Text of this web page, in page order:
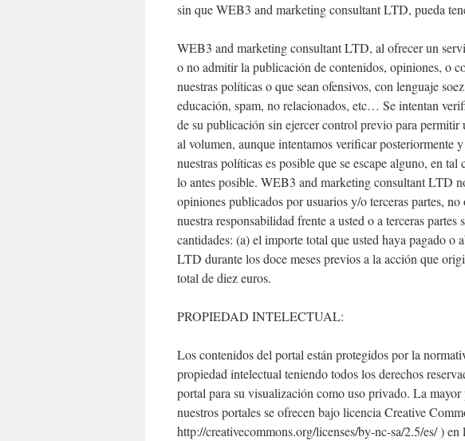
sin que WEB3 and marketing consultant LTD, pueda
WEB3 and marketing consultant LTD, al ofrecer un
o no admitir la publicación de contenidos, opiniones, o
nuestras políticas o que sean ofensivos, con lenguaje
educación, spam, no relacionados, etc… Se intentan
de su publicación sin ejercer control previo para
al volumen, aunque intentamos verificar posteriormente
nuestras políticas es posible que se escape alguno, en
lo antes posible. WEB3 and marketing consultant LTD
opiniones publicados por usuarios y/o terceras partes,
nuestra responsabilidad frente a usted o a terceras
cantidades: (a) el importe total que usted haya pagado
LTD durante los doce meses previos a la acción que
total de diez euros.
PROPIEDAD INTELECTUAL:
Los contenidos del portal están protegidos por la
propiedad intelectual teniendo todos los derechos
portal para su visualización como uso privado. La
nuestros portales se ofrecen bajo licencia Creative
http://creativecommons.org/licenses/by-nc-sa/2.5/es/ )